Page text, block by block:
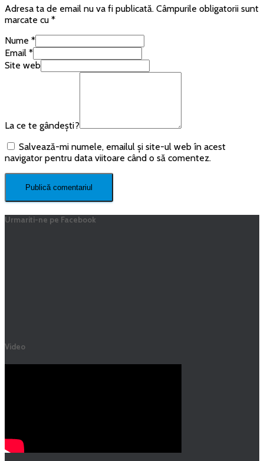
Adresa ta de email nu va fi publicată. Câmpurile obligatorii sunt
marcate cu *
Nume *
Email *
Site web
La ce te gândești?
Salvează-mi numele, emailul și site-ul web în acest
navigator pentru data viitoare când o să comentez.
Urmariti-ne pe Facebook
Video